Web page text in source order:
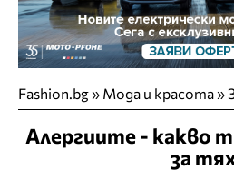
Fashion.bg» Мода и красота»
Алергиите - какво
за